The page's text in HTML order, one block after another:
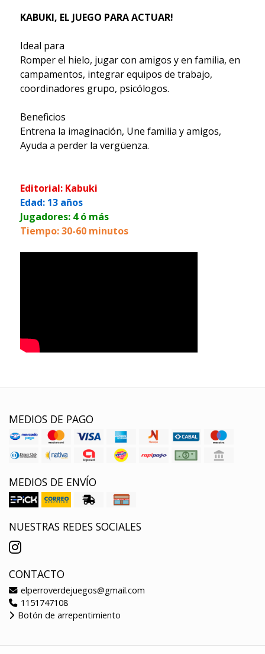
KABUKI, EL JUEGO PARA ACTUAR!
Ideal para
Romper el hielo, jugar con amigos y en familia, en
campamentos, integrar equipos de trabajo,
coordinadores grupo, psicólogos.
Beneficios
Entrena la imaginación, Une familia y amigos,
Ayuda a perder la vergüenza.
Editorial: Kabuki
Edad: 13 años
Jugadores: 4 ó más
Tiempo: 30-60 minutos
MEDIOS DE PAGO
MEDIOS DE ENVÍO
NUESTRAS REDES SOCIALES
CONTACTO
elperroverdejuegos@gmail.com
1151747108
Botón de arrepentimiento